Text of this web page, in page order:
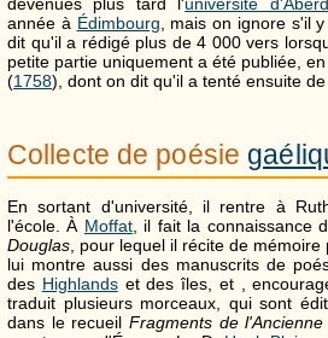
année à Édimbourg , mais on ignore s'il
dit qu'il a rédigé plus de 4 000 vers
petite partie uniquement a été publiée,
(1758), dont on dit qu'il a tenté ensuite
Collecte de poésie
En sortant d'université, il rentre à
l'école. À Moffat, il fait la connaissance
Douglas , pour lequel il récite de
lui montre aussi des manuscrits de
des Highlandset des îles, et ,
traduit plusieurs morceaux, qui sont
dans le recueil Fragments de